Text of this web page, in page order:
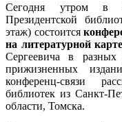
Сегодня утром в
Президентской
этаж) состоится
на литературной
Сергеевича в
прижизненных
конференц-связи
библиотек из Санкт-
области, Томска.